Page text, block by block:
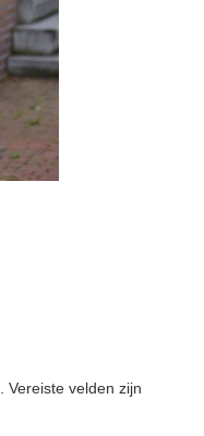
Vereiste velden zijn